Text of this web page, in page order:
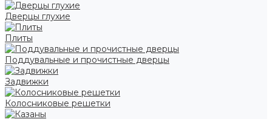
Дверцы глухие
Плиты
Поддувальные и прочистные дверцы
Задвижки
Колосниковые решетки